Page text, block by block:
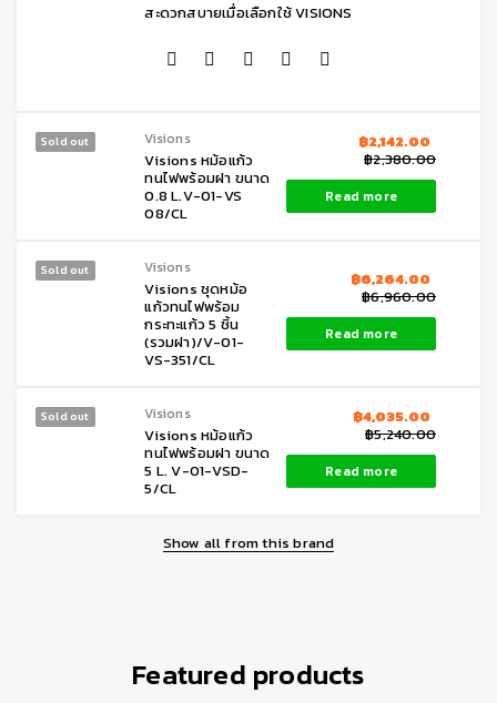
สะดวกสบายเมื่อเลือกใช้ VISIONS
Sold out Visions
Visions หม้อแก้ว
ทนไฟพร้อมฝา ขนาด
0.8 L.V-01-VS
08/CL
฿2,380.00
฿2,142.00
Read more
Sold out Visions
Visions ชุดหม้อ
แก้วทนไฟพร้อม
กระทะแก้ว 5 ชิ้น
(รวมฝา)/V-01-
VS-351/CL
฿6,960.00
฿6,264.00
Read more
Sold out Visions
Visions หม้อแก้ว
ทนไฟพร้อมฝา ขนาด
5 L. V-01-VSD-
5/CL
฿5,240.00
฿4,035.00
Read more
Show all from this brand
Featured products